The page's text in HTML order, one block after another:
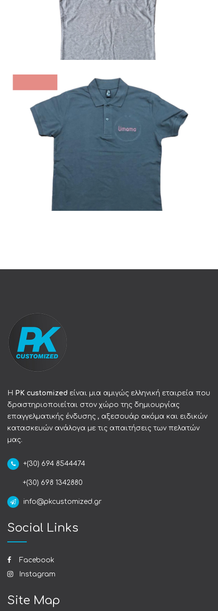
Polo
Η PK customized είναι μια αμιγώς ελληνική εταιρεία που
δραστηριοποιείται στον χώρο της δημιουργίας
επαγγελματικής ένδυσης , αξεσουάρ ακόμα και ειδικών
κατασκευών ανάλογα με τις απαιτήσεις των πελατών
μας.
+(30) 694 8544474
+(30) 698 1342880
info@pkcustomized.gr
Social Links
Facebook
Instagram
Site Map